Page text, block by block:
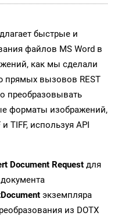
быстрые и
файлов MS Word в
как мы сделали
вызовов REST
преобразовывать
форматы изображений,
TIFF, используя API
Document Request для
экземпляра
из DOTX